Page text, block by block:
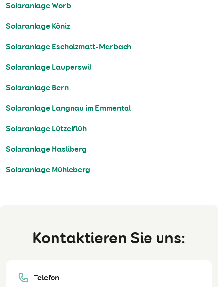
Solaranlage Worb
Solaranlage Köniz
Solaranlage Escholzmatt-Marbach
Solaranlage Lauperswil
Solaranlage Bern
Solaranlage Langnau im Emmental
Solaranlage Lützelflüh
Solaranlage Hasliberg
Solaranlage Mühleberg
Kontaktieren Sie uns:
Telefon